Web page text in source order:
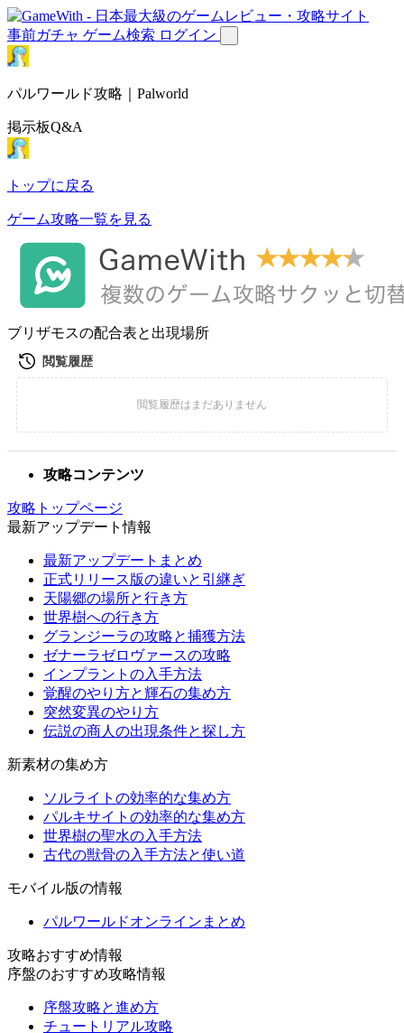
事前ガチャ ゲーム検索 ログイン
パルワールド攻略｜Palworld
掲示板Q&A
トップに戻る
ゲーム攻略一覧を見る
ブリザモスの配合表と出現場所
攻略コンテンツ
攻略トップページ
最新アップデート情報
最新アップデートまとめ
正式リリース版の違いと引継ぎ
天陽郷の場所と行き方
世界樹への行き方
グランジーラの攻略と捕獲方法
ゼナーラゼロヴァースの攻略
インプラントの入手方法
覚醒のやり方と輝石の集め方
突然変異のやり方
伝説の商人の出現条件と探し方
新素材の集め方
ソルライトの効率的な集め方
パルキサイトの効率的な集め方
世界樹の聖水の入手方法
古代の獣骨の入手方法と使い道
モバイル版の情報
パルワールドオンラインまとめ
攻略おすすめ情報
序盤のおすすめ攻略情報
序盤攻略と進め方
チュートリアル攻略